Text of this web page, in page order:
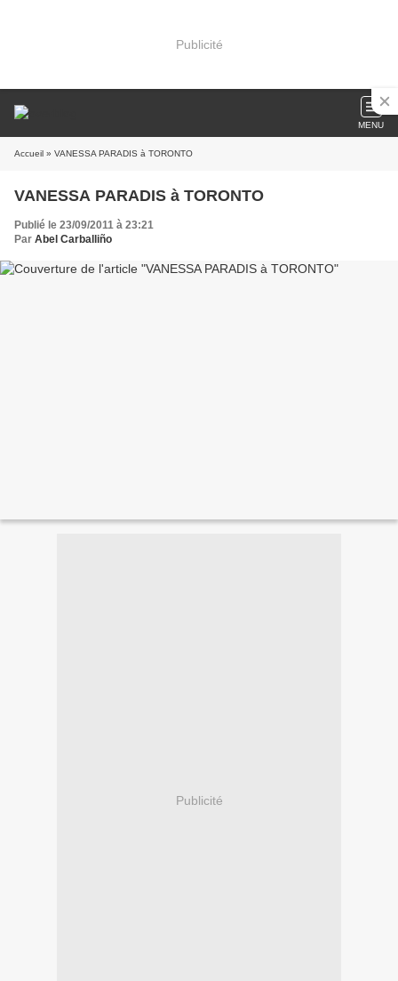
Publicité
MENU
Accueil » VANESSA PARADIS à TORONTO
VANESSA PARADIS à TORONTO
Publié le 23/09/2011 à 23:21
Par Abel Carballiño
Publicité